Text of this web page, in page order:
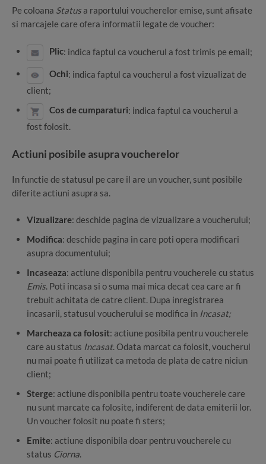
Pe coloana Status a raportului voucherelor emise, sunt afisate
si marcajele care ofera informatii legate de voucher:
Plic: indica faptul ca voucherul a fost trimis pe email;
Ochi: indica faptul ca voucherul a fost vizualizat de
client;
Cos de cumparaturi: indica faptul ca voucherul a
fost folosit.
Actiuni posibile asupra voucherelor
In functie de statusul pe care il are un voucher, sunt posibile
diferite actiuni asupra sa.
Vizualizare: deschide pagina de vizualizare a voucherului;
Modifica: deschide pagina in care poti opera modificari
asupra documentului;
Incaseaza: actiune disponibila pentru voucherele cu status
Emis. Poti incasa si o suma mai mica decat cea care ar fi
trebuit achitata de catre client. Dupa inregistrarea
incasarii, statusul voucherului se modifica in Incasat;
Marcheaza ca folosit: actiune posibila pentru voucherele
care au status Incasat. Odata marcat ca folosit, voucherul
nu mai poate fi utilizat ca metoda de plata de catre niciun
client;
Sterge: actiune disponibila pentru toate voucherele care
nu sunt marcate ca folosite, indiferent de data emiterii lor.
Un voucher folosit nu poate fi sters;
Emite: actiune disponibila doar pentru voucherele cu
status Ciorna.